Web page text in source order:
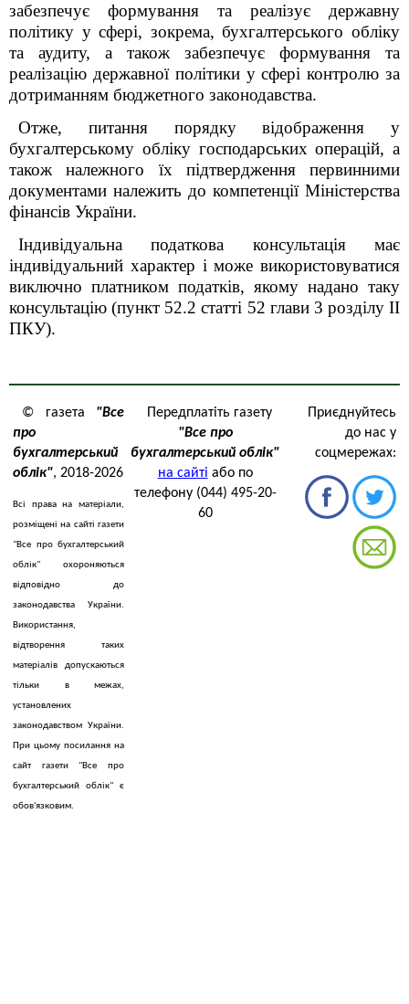
забезпечує формування та реалізує державну
політику у сфері, зокрема, бухгалтерського обліку
та аудиту, а також забезпечує формування та
реалізацію державної політики у сфері контролю за
дотриманням бюджетного законодавства.
Отже, питання порядку відображення у
бухгалтерському обліку господарських операцій, а
також належного їх підтвердження первинними
документами належить до компетенції Міністерства
фінансів України.
Індивідуальна податкова консультація має
індивідуальний характер і може використовуватися
виключно платником податків, якому надано таку
консультацію (пункт 52.2 статті 52 глави 3 розділу ІІ
ПКУ).
© газета "Все
про
бухгалтерський
облік", 2018-2026
Всі права на матеріали,
розміщені на сайті газети
"Все про бухгалтерський
облік" охороняються
відповідно до
законодавства України.
Використання,
відтворення таких
матеріалів допускаються
тільки в межах,
установлених
законодавством України.
При цьому посилання на
сайт газети "Все про
бухгалтерський облік" є
обов'язковим.
Передплатіть газету
"Все про
бухгалтерський облік"
на сайті або по
телефону (044) 495-20-
60
Приєднуйтесь
до нас у
соцмережах: